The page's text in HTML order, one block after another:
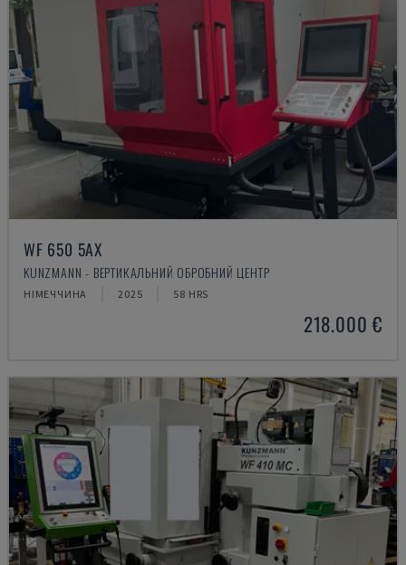
WF 650 5AX
KUNZMANN - ВЕРТИКАЛЬНИЙ ОБРОБНИЙ ЦЕНТР
НІМЕЧЧИНА 2025 58 HRS
218.000 €